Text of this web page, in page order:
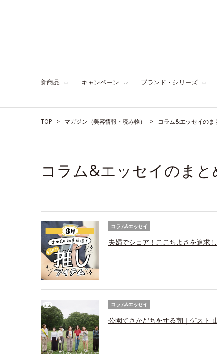
新商品 キャンペーン ブランド・シリーズ
TOP マガジン（美容情報・読み物） コラム&エッセイのま
コラム&エッセイのまと
コラム&エッセイ
夫婦でシェア！ここちよさを追求
コラム&エッセイ
公園でさかだちをする朝｜ゲスト